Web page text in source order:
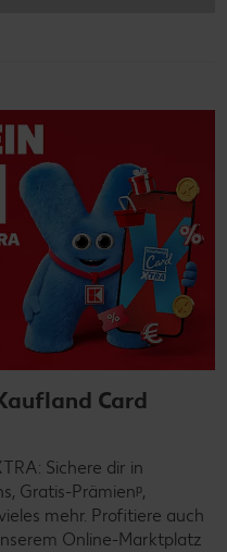
Card
Sichere dir in
Gratis-Prämienᵖ,
mehr. Profitiere auch
Online-Marktplatz